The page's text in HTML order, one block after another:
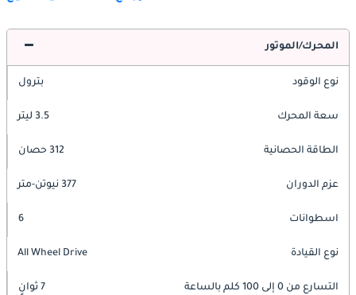
المحرك/الموتور
نوع الوقود بترول
سعة المحرك 3.5 ليتر
الطاقة الحصانية 312 حصان
عزم الدوران 377 نيوتن-متر
اسطوانات 6
نوع القيادة All Wheel Drive
التسارع من 0 إلى 100 كلم بالساعة 7 ثوانٍ